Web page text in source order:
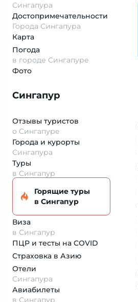
Сингапура
Достопримеча­тельности
Города Сингапура
Карта
Погода
в городе Сингапуре
Фото
Сингапур
Отзывы туристов
о Сингапуре
Города и курорты
Сингапура
Туры
в Сингапур
Горящие туры
в Сингапур
Виза
в Сингапур
ПЦР и тесты на COVID
Страховка в Азию
Отели
Сингапура
Авиабилеты
в Сингапур